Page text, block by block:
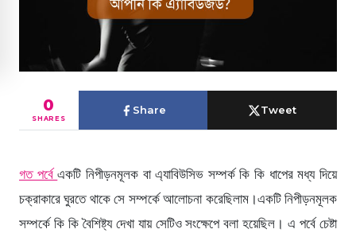
0
SHARES
Share Tweet
গত পর্বেএকটি নিপীড়নমূলক বা এ্যাবিউসিভ সম্পর্ক কি কি ধাপের মধ্য দিয়ে
চক্রাকারে ঘুরতে থাকে সে সম্পর্কে আলোচনা করেছিলাম।একটি নিপীড়নমূলক
সম্পর্কে কি কি বৈশিষ্ট্য দেখা যায় সেটিও সংক্ষেপে বলা হয়েছিল। এ পর্বে চেষ্টা